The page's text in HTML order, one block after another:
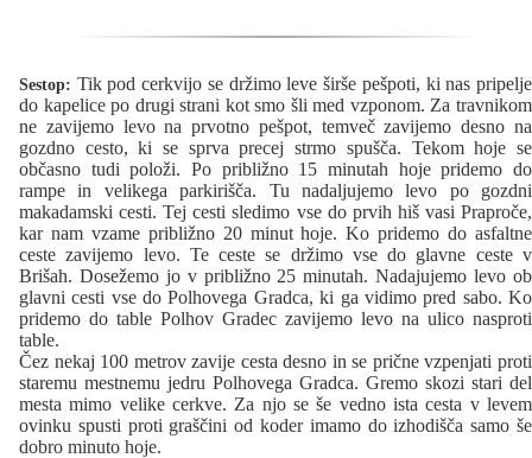
Sestop: Tik pod cerkvijo se držimo leve širše pešpoti, ki nas pripelje
do kapelice po drugi strani kot smo šli med vzponom. Za travnikom
ne zavijemo levo na prvotno pešpot, temveč zavijemo desno na
gozdno cesto, ki se sprva precej strmo spušča. Tekom hoje se
občasno tudi položi. Po približno 15 minutah hoje pridemo do
rampe in velikega parkirišča. Tu nadaljujemo levo po gozdni
makadamski cesti. Tej cesti sledimo vse do prvih hiš vasi Praproče,
kar nam vzame približno 20 minut hoje. Ko pridemo do asfaltne
ceste zavijemo levo. Te ceste se držimo vse do glavne ceste v
Brišah. Dosežemo jo v približno 25 minutah. Nadajujemo levo ob
glavni cesti vse do Polhovega Gradca, ki ga vidimo pred sabo. Ko
pridemo do table Polhov Gradec zavijemo levo na ulico nasproti
table.
Čez nekaj 100 metrov zavije cesta desno in se prične vzpenjati proti
staremu mestnemu jedru Polhovega Gradca. Gremo skozi stari del
mesta mimo velike cerkve. Za njo se še vedno ista cesta v levem
ovinku spusti proti graščini od koder imamo do izhodišča samo še
dobro minuto hoje.